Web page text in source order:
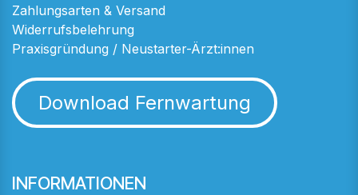
Zahlungsarten & Versand
Widerrufsbelehrung
Praxisgründung / Neustarter-Ärzt:innen
Download Fernwartung
INFORMATIONEN